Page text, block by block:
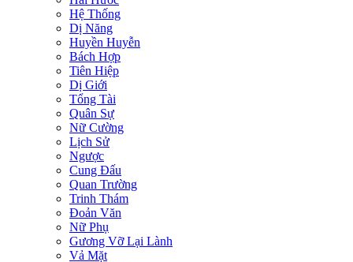
Hệ Thống
Dị Năng
Huyền Huyễn
Bách Hợp
Tiên Hiệp
Dị Giới
Tổng Tài
Quân Sự
Nữ Cường
Lịch Sử
Ngược
Cung Đấu
Quan Trường
Trinh Thám
Đoản Văn
Nữ Phụ
Gương Vỡ Lại Lành
Vả Mặt